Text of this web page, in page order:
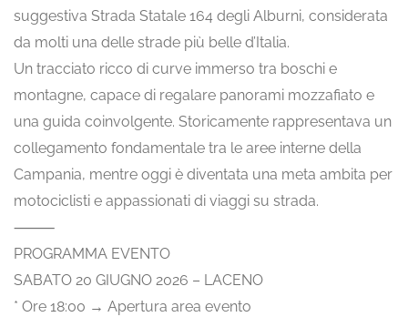
suggestiva Strada Statale 164 degli Alburni, considerata
da molti una delle strade più belle d’Italia.
Un tracciato ricco di curve immerso tra boschi e
montagne, capace di regalare panorami mozzafiato e
una guida coinvolgente. Storicamente rappresentava un
collegamento fondamentale tra le aree interne della
Campania, mentre oggi è diventata una meta ambita per
motociclisti e appassionati di viaggi su strada.
⸻
PROGRAMMA EVENTO
SABATO 20 GIUGNO 2026 – LACENO
* Ore 18:00 → Apertura area evento